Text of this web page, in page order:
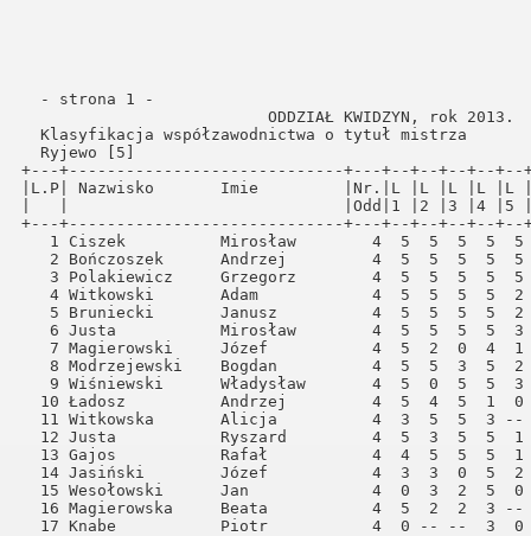
-
Klasyfikacja
+---
|L.P| Nazwisko       Imie
|   |
+---
1 Ciszek          Mirosław
2 Bończoszek      Andrzej
3 Polakiewicz     Grzegorz
4 Witkowski       Adam
5 Bruniecki       Janusz
6 Justa           Mirosław
7 Magierowski     Józef
8 Modrzejewski    Bogdan
9 Wiśniewski      Władysław
10 Ładosz          Andrzej
11 Witkowska       Alicja
12 Justa           Ryszard
13 Gajos           Rafał
14 Jasiński        Józef
15 Wesołowski      Jan
16 Magierowska     Beata
17 Knabe           Piotr